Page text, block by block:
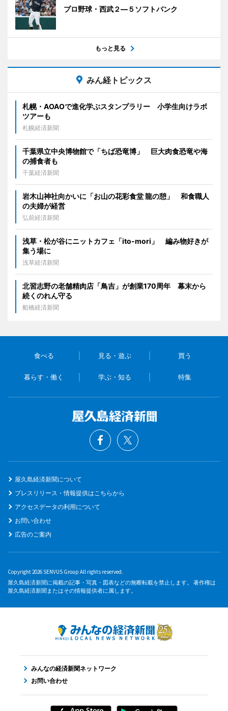
プロ野球・西武２―５ソフトバンク
もっと見る
みん経トピックス
札幌・AOAOで進化学ぶスタンプラリー 小学生向けラボ
ツアーも
札幌経済新聞
千葉県立中央博物館で「ちば恐竜博」 巨大肉食恐竜や海
の捕食者も
千葉経済新聞
岩木山神社向かいに「お山の花彩食堂 龍の憩」 和食職人
の夫婦が経営
弘前経済新聞
浅草・松が谷にニットカフェ「ito-mori」 編み物好きが
集う場に
浅草経済新聞
北習志野の老舗精肉店「鳥吉」が創業170周年 幕末から
続くのれん守る
船橋経済新聞
食べる 見る・遊ぶ 買う
暮らす・働く 学ぶ・知る 特集
屋久島経済新聞について
プレスリリース・情報提供はこちらから
アクセスデータの利用について
お問い合わせ
広告のご案内
Copyright 2026 SENVUS Group All rights reserved.
屋久島経済新聞に掲載の記事・写真・図表などの無断転載を禁止します。 著作権は
屋久島経済新聞またはその情報提供者に属します。
みんなの経済新聞ネットワーク
お問い合わせ